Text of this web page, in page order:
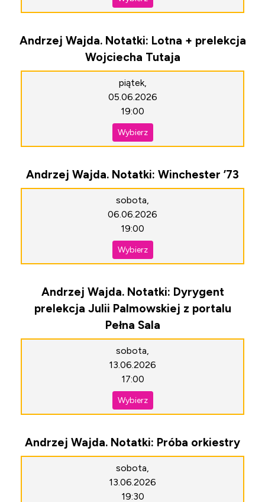
Andrzej Wajda. Notatki: Lotna + prelekcja
Wojciecha Tutaja
piątek,
05.06.2026
19:00
Wybierz
Andrzej Wajda. Notatki: Winchester ’73
sobota,
06.06.2026
19:00
Wybierz
Andrzej Wajda. Notatki: Dyrygent
prelekcja Julii Palmowskiej z portalu
Pełna Sala
sobota,
13.06.2026
17:00
Wybierz
Andrzej Wajda. Notatki: Próba orkiestry
sobota,
13.06.2026
19:30